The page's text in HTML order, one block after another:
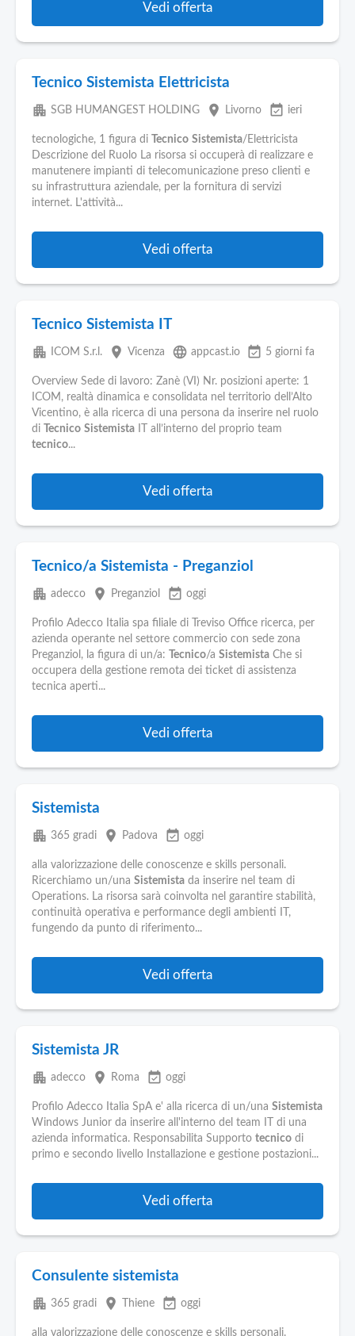
Vedi offerta
Tecnico Sistemista Elettricista
apartment SGB HUMANGEST HOLDING place Livorno event_available ieri
tecnologiche, 1 figura di Tecnico Sistemista/Elettricista
Descrizione del Ruolo La risorsa si occuperà di realizzare e
manutenere impianti di telecomunicazione preso clienti e
su infrastruttura aziendale, per la fornitura di servizi
internet. L'attività...
Vedi offerta
Tecnico Sistemista IT
apartment ICOM S.r.l. place Vicenza language appcast.io event_available 5 giorni fa
Overview Sede di lavoro: Zanè (VI) Nr. posizioni aperte: 1
ICOM, realtà dinamica e consolidata nel territorio dell’Alto
Vicentino, è alla ricerca di una persona da inserire nel ruolo
di
Tecnico Sistemista IT all’interno del proprio team
tecnico...
Vedi offerta
Tecnico/a Sistemista - Preganziol
apartment adecco place Preganziol event_available oggi
Profilo Adecco Italia spa filiale di Treviso Office ricerca, per
azienda operante nel settore commercio con sede zona
Preganziol, la figura di un/a:
Tecnico/a Sistemista Che si
occupera della gestione remota dei ticket di assistenza
tecnica aperti...
Vedi offerta
Sistemista
apartment 365 gradi place Padova event_available oggi
alla valorizzazione delle conoscenze e skills personali.
Ricerchiamo un/una Sistemista da inserire nel team di
Operations. La risorsa sarà coinvolta nel garantire stabilità,
continuità operativa e performance degli ambienti IT,
fungendo da punto di riferimento...
Vedi offerta
Sistemista JR
apartment adecco place Roma event_available oggi
Profilo Adecco Italia SpA e' alla ricerca di un/una Sistemista
Windows Junior da inserire all'interno del team IT di una
azienda informatica. Responsabilita Supporto tecnico di
primo e secondo livello Installazione e gestione postazioni...
Vedi offerta
Consulente sistemista
apartment 365 gradi place Thiene event_available oggi
alla valorizzazione delle conoscenze e skills personali.